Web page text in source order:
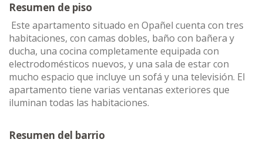
Resumen de piso
Este apartamento situado en Opañel cuenta con tres
habitaciones, con camas dobles, baño con bañera y
ducha, una cocina completamente equipada con
electrodomésticos nuevos, y una sala de estar con
mucho espacio que incluye un sofá y una televisión. El
apartamento tiene varias ventanas exteriores que
iluminan todas las habitaciones.
Resumen del barrio